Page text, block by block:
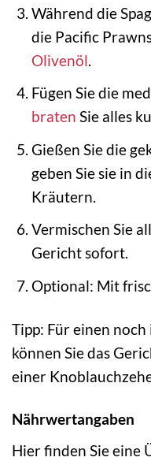
Während die
die Pacific
Olivenöl
Fügen Sie die
braten Sie alles
Gießen Sie die
geben Sie sie in
Kräutern.
Vermischen Sie
Gericht sofort.
Optional: Mit
Tipp: Für einen
können Sie das
einer
Nährwertangaben
Hier finden Sie eine